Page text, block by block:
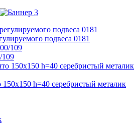
подвеса 0181
109
150x150 h=40 серебристый металик